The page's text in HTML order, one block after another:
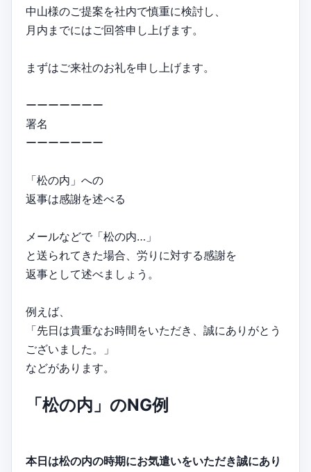
中山様のご提案を社内で慎重に検討し、
月内までにはご回答申し上げます。
まずはご来社のお礼を申し上げます。
ーーーーーーー
署名
ーーーーーーー
「松の内」への
返事は感謝を述べる
メールなどで「松の内…」
と送られてきた場合、労りに対する感謝を
返事として述べましょう。
例えば、
「先日は貴重なお時間をいただき、誠にありがとう
ございました。」
などがあります。
「松の内」のNG例
本日は松の内の時期にお気遣いをいただき誠にあり